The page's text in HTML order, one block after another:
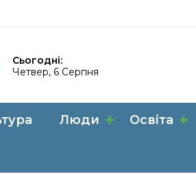
Сьогодні:
Четвер, 6 Серпня
Люди Освіта